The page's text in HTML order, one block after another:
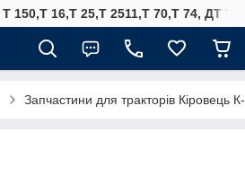
Т 150,Т 16,Т 25,Т 2511,Т 70,Т 74, ДТ
Запчастини для тракторів Кіровець